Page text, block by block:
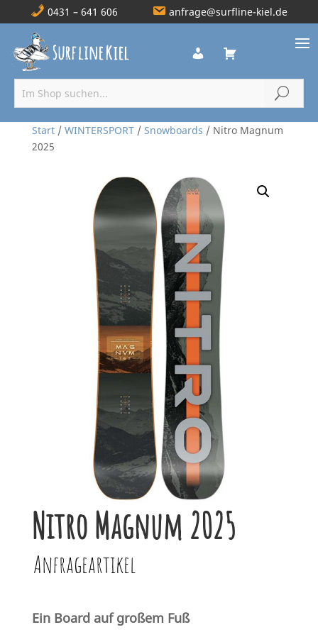
0431 – 641 606 anfrage@surfline-kiel.de
Start/ WINTERSPORT/ Snowboards / Nitro Magnum
2025
Nitro Magnum 2025
Anfrageartikel
Ein Board auf großem Fuß